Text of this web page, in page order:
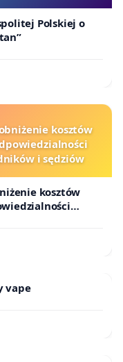
Polskiej o
kosztów
i sędziów
kosztów
i sędziów
vape